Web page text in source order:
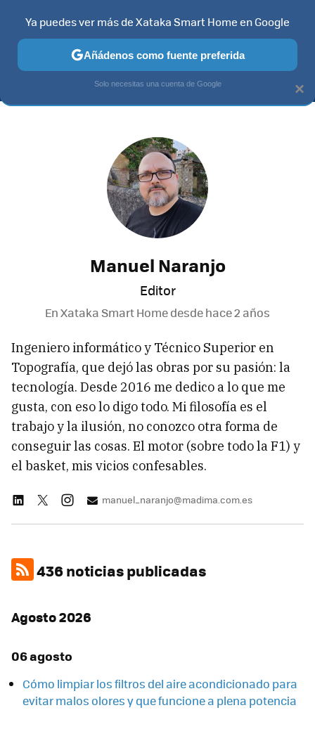
MENÚ NUEVO
CONTENIDOS SMART TV
Manuel Naranjo
Editor
En Xataka Smart Home desdehace 2 años
Ingeniero informático y Técnico Superior en
Topografía, que dejó las obras por su pasión: la
tecnología. Desde 2016 me dedico a lo que me
gusta, con eso lo digo todo. Mi filosofía es el
trabajo y la ilusión, no conozco otra forma de
conseguir las cosas. El motor (sobre todo la F1) y
el basket, mis vicios confesables.
manuel_naranjo@madima.com.es
436 noticias publicadas
Agosto 2026
06 agosto
Cómo limpiar los filtros del aire acondicionado para
evitar malos olores y que funcione a plena potencia
×
Ya puedes ver más de Xataka Smart Home en Google
Añádenos como fuente preferida
Solo necesitas una cuenta de Google